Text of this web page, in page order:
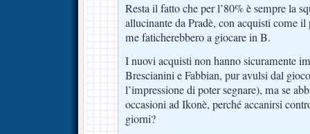
Resta il fatto che per l’80% è sempre la
allucinante da Pradè, con acquisti come
me faticherebbero a giocare in B.
I nuovi acquisti non hanno sicuramente
Brescianini e Fabbian, pur avulsi dal
l’impressione di poter segnare), ma se
occasioni ad Ikonè, perché accanirsi
giorni?